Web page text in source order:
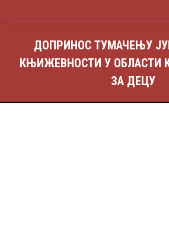
ДОПРИНОС ТУМАЧЕЊУ
КЊИЖЕВНОСТИ У ОБЛАСТИ
ЗА ДЕЦУ